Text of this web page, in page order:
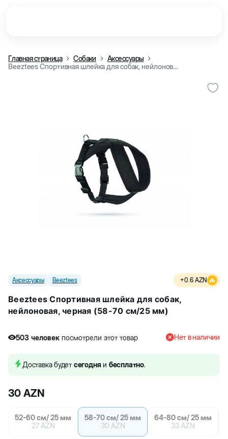
Главная страница Собаки
Аксессуары
Beeztees Спортивная шлейка для собак, нейлоновая, черная (58-70 см/25 мм)
Аксессуары Beeztees +0.6 AZN
Beeztees Спортивная шлейка для собак,
нейлоновая, черная (58-70 см/25 мм)
503 человек посмотрели этот товар
503 человек посмотрели этот товар
Нет в наличии
Доставка будетсегодня и бесплатно.
30 AZN
52-60 cм/ 25 мм
27 AZN
58-70 см/ 25 мм
30 AZN
64-80 cм/ 25 мм
33 AZN